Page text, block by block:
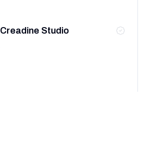
Creadine Studio